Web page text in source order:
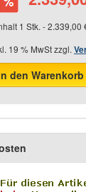
1 Stk. - 2.339,00
19 % MwSt zzgl.
den Warenkorb